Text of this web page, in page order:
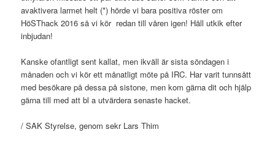
avaktivera larmet helt (*) hörde vi bara positiva röster om
HöSThack 2016 så vi kör redan till våren igen! Håll utkik efter
inbjudan!
Kanske ofantligt sent kallat, men ikväll är sista söndagen i
månaden och vi kör ett månatligt möte på IRC. Har varit tunnsått
med besökare på dessa på sistone, men kom gärna dit och hjälp
gärna till med att bl a utvärdera senaste hacket.
/ SAK Styrelse, genom sekr Lars Thim